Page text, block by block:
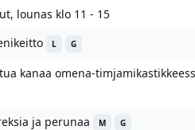
lounas klo 11 - 15
L G
kanaa omena-
ja perunaa M G